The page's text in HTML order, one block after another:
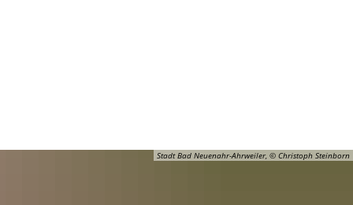
Stadt Bad Neuenahr-Ahrweiler, © Christoph Steinborn